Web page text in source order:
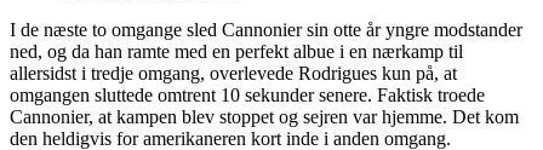
I de næste to omgange sled Cannonier sin otte år yngre modstander
ned, og da han ramte med en perfekt albue i en nærkamp til
allersidst i tredje omgang, overlevede Rodrigues kun på, at
omgangen sluttede omtrent 10 sekunder senere. Faktisk troede
Cannonier, at kampen blev stoppet og sejren var hjemme. Det kom
den heldigvis for amerikaneren kort inde i anden omgang.